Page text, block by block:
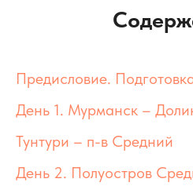
Предисловие.
День 1. Мурманск –
Тунтури – п-в Средний
День 2. Полуостров